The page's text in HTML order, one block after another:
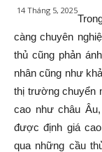
14 Tháng 5, 2025
càng chuyên
thủ cũng phản
nhân cũng như
thị trường chuyển
cao như châu
được định giá
qua những cầu